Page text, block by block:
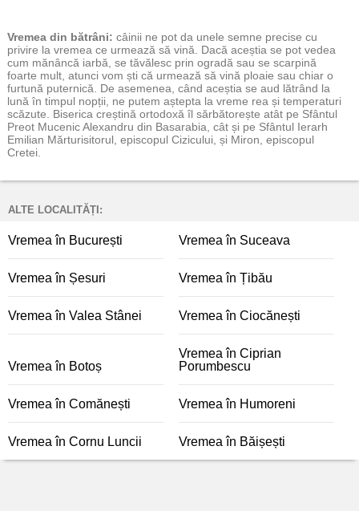
Vremea din bătrâni: câinii ne pot da unele semne precise cu
privire la vremea ce urmează să vină. Dacă aceștia se pot vedea
cum mănâncă iarbă, se tăvălesc prin ogradă sau se scarpină
foarte mult, atunci vom ști că urmează să vină ploaie sau chiar o
furtună puternică. De asemenea, când aceștia se aud lătrând la
lună în timpul nopții, ne putem aștepta la vreme rea și temperaturi
scăzute. Biserica creștină ortodoxă îl sărbătorește atât pe Sfântul
Preot Mucenic Alexandru din Basarabia, cât și pe Sfântul Ierarh
Emilian Mărturisitorul, episcopul Cizicului, și Miron, episcopul
Cretei.
ALTE LOCALITĂȚI:
Vremea în București Vremea în Suceava
Vremea în Șesuri Vremea în Țibău
Vremea în Valea Stânei Vremea în Ciocănești
Vremea în Botoș
Vremea în Ciprian
Porumbescu
Vremea în Comănești Vremea în Humoreni
Vremea în Cornu Luncii Vremea în Băișești